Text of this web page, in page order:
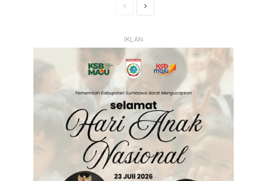
HalamanHalaman
IKLAN